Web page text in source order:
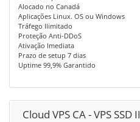
Alocado no Canadá
Aplicações Linux. OS ou Windows
Tráfego Ilimitado
Proteção Anti-DDoS
Ativação Imediata
Prazo de setup 7 dias
Uptime 99,9% Garantido
Cloud VPS CA - VPS SSD II